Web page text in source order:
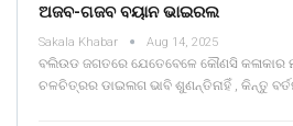
ଅଜବ-ଗଜବ ବୟାନ ଭାଇରଲ
Sakala Khabar Aug 14, 2025
ବଲିଉଡ ଜଗତରେ ଯେତେବେଳେ କୌଣସି କଳାକାର
ଚଳଚିତ୍ରର ଡାଇଲଗ ଭାବି ଶୁଣନ୍ତିନାହିଁ , କିନ୍ତୁ